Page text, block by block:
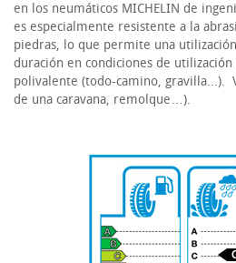
en los neumáticos MICHELIN de
es especialmente resistente a la
piedras, lo que permite una
duración en condiciones de
polivalente (todo-camino, gravilla...).
de una caravana, remolque…).